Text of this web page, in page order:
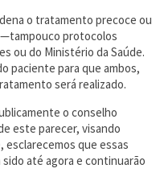
o tratamento precoce ou
protocolos
ou do Ministério da Saúde.
paciente para que ambos,
será realizado.
o conselho
este parecer, visando
que essas
até agora e continuarão